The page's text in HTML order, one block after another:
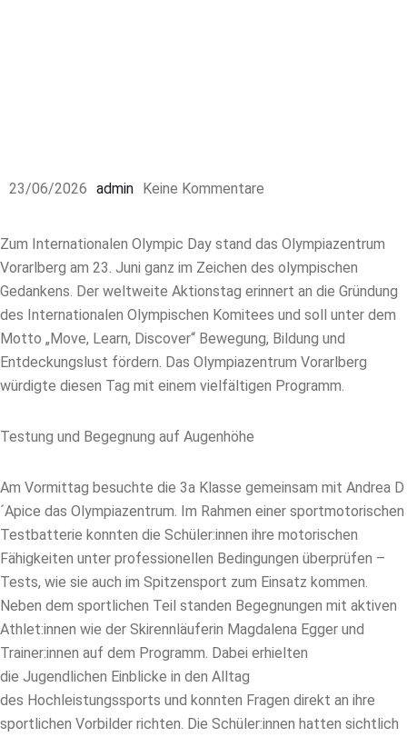
23/06/2026 admin Keine Kommentare
Zum Internationalen Olympic Day stand das Olympiazentrum
Vorarlberg am 23. Juni ganz im Zeichen des olympischen
Gedankens. Der weltweite Aktionstag erinnert an die Gründung
des Internationalen Olympischen Komitees und soll unter dem
Motto „Move, Learn, Discover“ Bewegung, Bildung und
Entdeckungslust fördern. Das Olympiazentrum Vorarlberg
würdigte diesen Tag mit einem vielfältigen Programm.
Testung und Begegnung auf Augenhöhe
Am Vormittag besuchte die 3a Klasse gemeinsam mit Andrea D
´Apice das Olympiazentrum. Im Rahmen einer sportmotorischen
Testbatterie konnten die Schüler:innen ihre motorischen
Fähigkeiten unter professionellen Bedingungen überprüfen –
Tests, wie sie auch im Spitzensport zum Einsatz kommen.
Neben dem sportlichen Teil standen Begegnungen mit aktiven
Athlet:innen wie der Skirennläuferin Magdalena Egger und
Trainer:innen auf dem Programm. Dabei erhielten
die Jugendlichen Einblicke in den Alltag
des Hochleistungssports und konnten Fragen direkt an ihre
sportlichen Vorbilder richten. Die Schüler:innen hatten sichtlich